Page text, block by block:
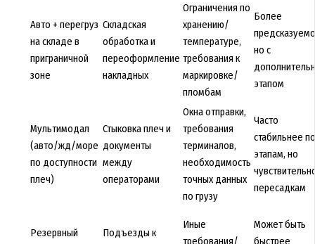
Авто + перегруз
на складе в
приграничной
зоне
Складская
обработка и
переоформление
накладных
Ограничения по
хранению/
температуре,
требования к
маркировке/
пломбам
Более
но с
этапом
Мультимодал
(авто/жд/море
по доступности
плеч)
Стыковка плеч и
документы
между
операторами
Окна отправки,
требования
терминалов,
необходимость
точных данных
по грузу
Часто
стабильнее по
этапам, но
пересадкам
Резервный
Подъезды к
Иные
требования/
Может быть
быстрее